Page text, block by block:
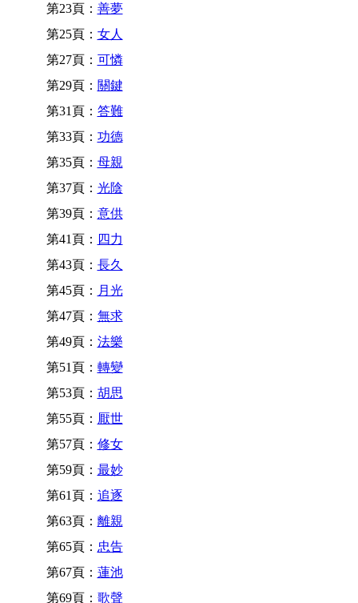
第23頁： 善夢
第25頁： 女人
第27頁： 可憐
第29頁： 關鍵
第31頁： 答難
第33頁： 功德
第35頁： 母親
第37頁： 光陰
第39頁： 意供
第41頁： 四力
第43頁： 長久
第45頁： 月光
第47頁： 無求
第49頁： 法樂
第51頁： 轉變
第53頁： 胡思
第55頁： 厭世
第57頁： 修女
第59頁： 最妙
第61頁： 追逐
第63頁： 離親
第65頁： 忠告
第67頁： 蓮池
第69頁： 歌聲